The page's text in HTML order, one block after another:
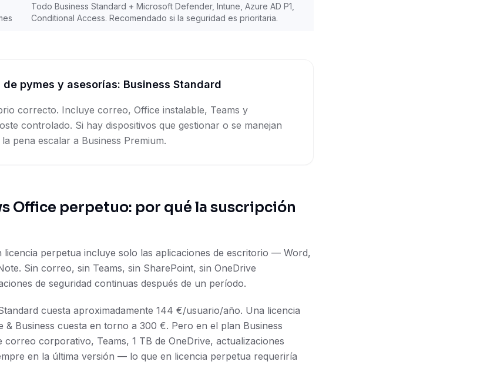
Todo Business Standard + Microsoft Defender, Intune, Azure AD P1,
Conditional Access. Recomendado si la seguridad es prioritaria.
de pymes y asesorías: Business Standard
correcto. Incluye correo, Office instalable, Teams y
controlado. Si hay dispositivos que gestionar o se manejan
pena escalar a Business Premium.
Office perpetuo: por qué la suscripción
licencia perpetua incluye solo las aplicaciones de escritorio — Word,
Sin correo, sin Teams, sin SharePoint, sin OneDrive
de seguridad continuas después de un período.
cuesta aproximadamente 144 €/usuario/año. Una licencia
& Business cuesta en torno a 300 €. Pero en el plan Business
correo corporativo, Teams, 1 TB de OneDrive, actualizaciones
en la última versión — lo que en licencia perpetua requeriría